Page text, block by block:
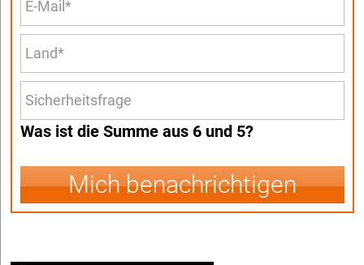
Was ist die Summe aus 6 und 5?
Mich benachrichtigen